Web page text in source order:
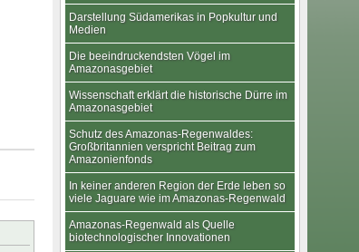
Darstellung Südamerikas in Popkultur und
Medien
Die beeindruckendsten Vögel im
Amazonasgebiet
Wissenschaft erklärt die historische Dürre im
Amazonasgebiet
Schutz des Amazonas-Regenwaldes:
Großbritannien verspricht Beitrag zum
Amazonienfonds
In keiner anderen Region der Erde leben so
viele Jaguare wie im Amazonas-Regenwald
Amazonas-Regenwald als Quelle
biotechnologischer Innovationen